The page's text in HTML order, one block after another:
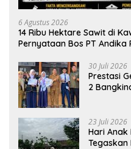
6 Agustus 2026
14 Ribu Hektare Sawit di
Pernyataan Bos PT Andika
30 Juli 2026
Prestasi
2
23 Juli 2026
Hari Anak
Tegaskan